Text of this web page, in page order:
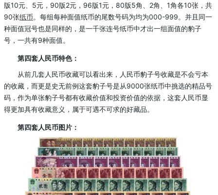
版10元、5元，90版2元，96版1元，80版5角、2角、1角各10张，共
90张纸币。每组每种面值纸币的尾数号码为均为000-999。并且同一
种面值冠号也是同样的，是一千张连号纸币中才出一组面值的豹子
号，一共有9种面值。
第四套人民币特色：
从前几套人民币收藏可以看出来，人民币豹子号收藏是不会亏本
的收藏，而更是史无前例这套豹子号是从9000张纸币中挑选的精品号
码，作为单张豹子号都有收藏价值和投资价值的依据，这套人民币显
得更加具有收藏意义，属于可遇不可求的好藏品。
第四套人民币图片：